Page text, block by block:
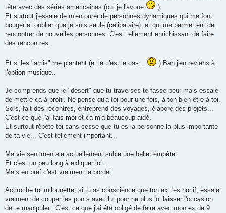
tête avec des séries américaines (oui je l'avoue
)
Et surtout j'essaie de m'entourer de personnes dynamiques qui me font
bouger et oublier que je suis seule (célibataire), et qui me permettent de
rencontrer de nouvelles personnes. C'est tellement enrichissant de faire
des rencontres.
Et si les "amis" me plantent (et la c'est le cas...
) Bah j'en reviens à
l'option musique..
Je comprends que le "desert" que tu traverses te fasse peur mais essaie
de mettre ça à profil. Ne pense qu'à toi pour une fois, à ton bien être à toi.
Sors, fait des recontres, entreprend des voyages, élabore des projets...
C'est ce que j'ai fais moi et ça m'a beaucoup aidé.
Et surtout répète toi sans cesse que tu es la personne la plus importante
de ta vie... C'est tellement important...
Ma vie sentimentale actuellement subie une belle tempête.
Et c'est un peu long à exliquer lol .
Mais en bref c'est vraiment le bordel.
Accroche toi milounette, si tu as conscience que ton ex t'es nocif, essaie
vraiment de couper les ponts avec lui pour ne plus lui laisser l'occasion
de te manipuler.. C'est ce que j'ai été obligé de faire avec mon ex de 9